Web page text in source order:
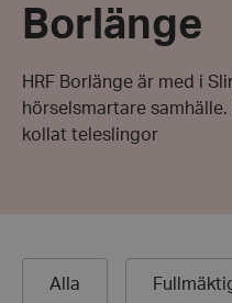
Borlänge
HRF Borlänge är med i
hörselsmartare
kollat teleslingor
Alla